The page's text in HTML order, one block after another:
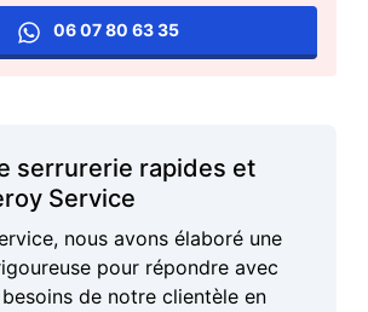
06 07 80 63 35
serrurerie rapides et
Service
nous avons élaboré une
pour répondre avec
de notre clientèle en